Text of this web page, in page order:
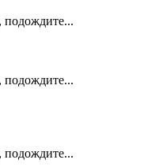
подождите...
подождите...
подождите...